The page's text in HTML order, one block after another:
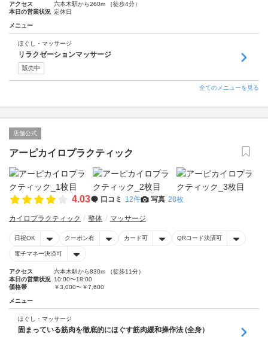
アクセス
六本木駅から260m （徒歩4分）
本日の営業状況 定休日
メニュー
ほぐし・マッサージ
リラクゼーションマッサージ
販売中
全てのメニューを見る
店舗公式
アーピカイロプラクティック
4.03 口コミ 12件 写真 28枚
カイロプラクティック 整体 マッサージ
日祝OK クーポン有 カード可 QRコード決済可
電子マネー決済可
アクセス
六本木駅から830m （徒歩11分）
本日の営業状況 10:00〜18:00
価格帯
￥3,000〜￥7,600
メニュー
ほぐし・マッサージ
固まっている筋肉を徹底的にほぐす筋肉緩和操作法 (全身）